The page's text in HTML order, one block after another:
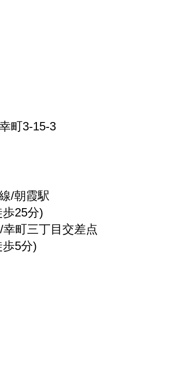
町3-15-3
/朝霞駅
25分)
町三丁目交差点
5分)